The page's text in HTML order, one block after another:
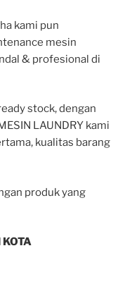
kami pun
mesin
& profesional di
stock, dengan
LAUNDRY kami
kualitas barang
produk yang